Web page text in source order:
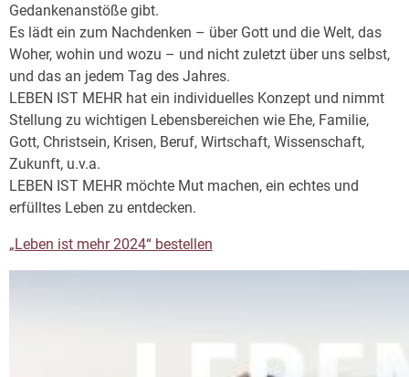
Gedankenanstöße gibt.
Es lädt ein zum Nachdenken – über Gott und die Welt, das
Woher, wohin und wozu – und nicht zuletzt über uns selbst,
und das an jedem Tag des Jahres.
LEBEN IST MEHR hat ein individuelles Konzept und nimmt
Stellung zu wichtigen Lebensbereichen wie Ehe, Familie,
Gott, Christsein, Krisen, Beruf, Wirtschaft, Wissenschaft,
Zukunft, u.v.a.
LEBEN IST MEHR möchte Mut machen, ein echtes und
erfülltes Leben zu entdecken.
„Leben ist mehr 2024“ bestellen